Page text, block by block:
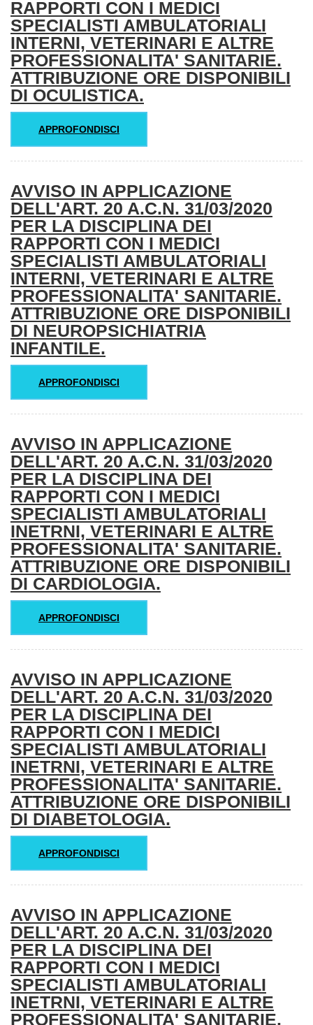
RAPPORTI CON I MEDICI
SPECIALISTI AMBULATORIALI
INTERNI, VETERINARI E ALTRE
PROFESSIONALITA' SANITARIE.
ATTRIBUZIONE ORE DISPONIBILI
DI OCULISTICA.
APPROFONDISCI
AVVISO IN APPLICAZIONE
DELL'ART. 20 A.C.N. 31/03/2020
PER LA DISCIPLINA DEI
RAPPORTI CON I MEDICI
SPECIALISTI AMBULATORIALI
INTERNI, VETERINARI E ALTRE
PROFESSIONALITA' SANITARIE.
ATTRIBUZIONE ORE DISPONIBILI
DI NEUROPSICHIATRIA
INFANTILE.
APPROFONDISCI
AVVISO IN APPLICAZIONE
DELL'ART. 20 A.C.N. 31/03/2020
PER LA DISCIPLINA DEI
RAPPORTI CON I MEDICI
SPECIALISTI AMBULATORIALI
INETRNI, VETERINARI E ALTRE
PROFESSIONALITA' SANITARIE.
ATTRIBUZIONE ORE DISPONIBILI
DI CARDIOLOGIA.
APPROFONDISCI
AVVISO IN APPLICAZIONE
DELL'ART. 20 A.C.N. 31/03/2020
PER LA DISCIPLINA DEI
RAPPORTI CON I MEDICI
SPECIALISTI AMBULATORIALI
INETRNI, VETERINARI E ALTRE
PROFESSIONALITA' SANITARIE.
ATTRIBUZIONE ORE DISPONIBILI
DI DIABETOLOGIA.
APPROFONDISCI
AVVISO IN APPLICAZIONE
DELL'ART. 20 A.C.N. 31/03/2020
PER LA DISCIPLINA DEI
RAPPORTI CON I MEDICI
SPECIALISTI AMBULATORIALI
INETRNI, VETERINARI E ALTRE
PROFESSIONALITA' SANITARIE.